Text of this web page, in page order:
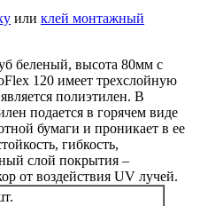
или клей монтажный
беленый, высота 80мм с
120 имеет трехслойную
полиэтилен. В
подается в горячем виде
бумаги и проникает в ее
гибкость,
слой покрытия –
от воздействия UV лучей.